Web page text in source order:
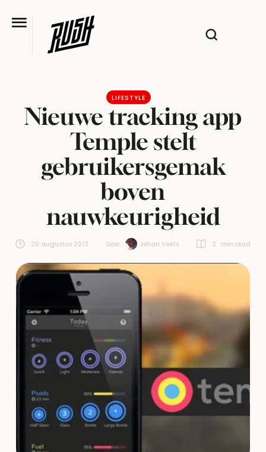
LIFESTYLE
Nieuwe tracking app
Temple stelt
gebruikersgemak
boven
nauwkeurigheid
20 augustus 2013 Door: Johan Voets 2 min read